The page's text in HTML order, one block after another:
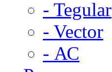
- Tegular
- Vector
- АС